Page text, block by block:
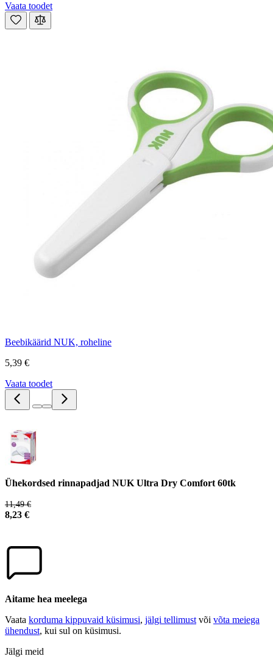
Vaata toodet
Beebikäärid NUK, roheline
5,39 €
Vaata toodet
Ühekordsed rinnapadjad NUK Ultra Dry Comfort 60tk
11,49 €
8,23 €
Aitame hea meelega
Vaata korduma kippuvaid küsimusi, jälgi tellimust või võta meiega
ühendust, kui sul on küsimusi.
Jälgi meid